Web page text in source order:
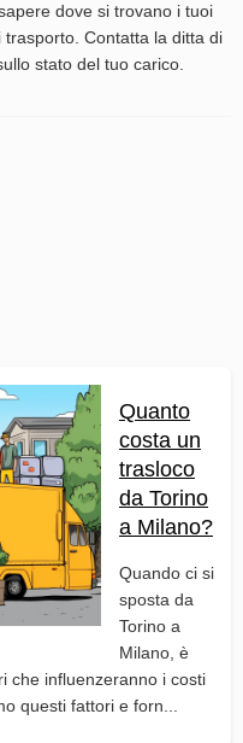
dove si trovano i tuoi
Contatta la ditta di
stato del tuo carico.
Quanto
costa un
trasloco
da Torino
a Milano?
Quando ci si
sposta da
Torino a
Milano, è
che influenzeranno i costi
questi fattori e forn...